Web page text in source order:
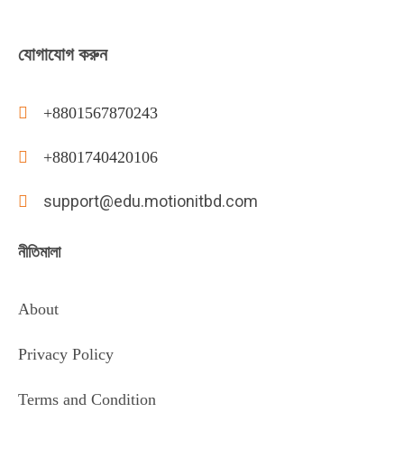
যোগাযোগ করুন
+8801567870243
+8801740420106
support@edu.motionitbd.com
নীতিমালা
About
Privacy Policy
Terms and Condition